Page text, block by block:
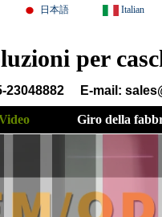
日本語 Italian
per
23048882 E-mail:
Giro della